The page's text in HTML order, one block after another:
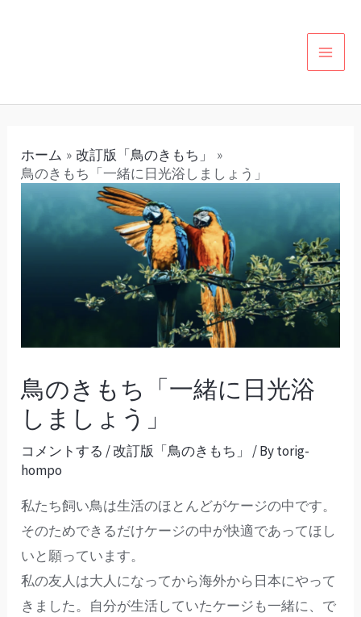
ホーム
改訂版「鳥のきもち」
鳥のきもち「一緒に日光浴しましょう」
鳥のきもち「一緒に日光浴
しましょう」
コメントする /改訂版「鳥のきもち」 / Bytorig-
hompo
私たち飼い鳥は生活のほとんどがケージの中です。
そのためできるだけケージの中が快適であってほし
いと願っています。
私の友人は大人になってから海外から日本にやって
きました。自分が生活していたケージも一緒に、で